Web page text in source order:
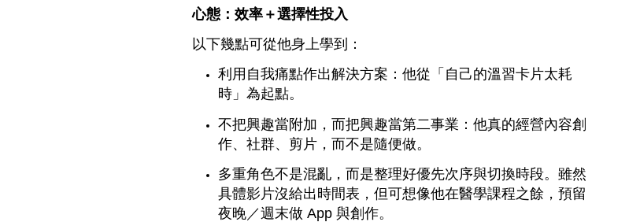
心態：效率＋選擇性投入
以下幾點可從他身上學到：
利用自我痛點作出解決方案：他從「自己的溫習卡片太耗
時」為起點。
不把興趣當附加，而把興趣當第二事業：他真的經營內容創
作、社群、剪片，而不是隨便做。
多重角色不是混亂，而是整理好優先次序與切換時段。雖然
具體影片沒給出時間表，但可想像他在醫學課程之餘，預留
夜晚／週末做 App 與創作。